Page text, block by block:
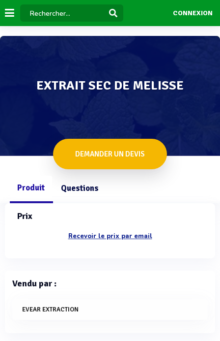
CONNEXION
EXTRAIT SEC DE MELISSE
DEMANDER UN DEVIS
Produit Questions
Prix
Recevoir le prix par email
Vendu par :
EVEAR EXTRACTION